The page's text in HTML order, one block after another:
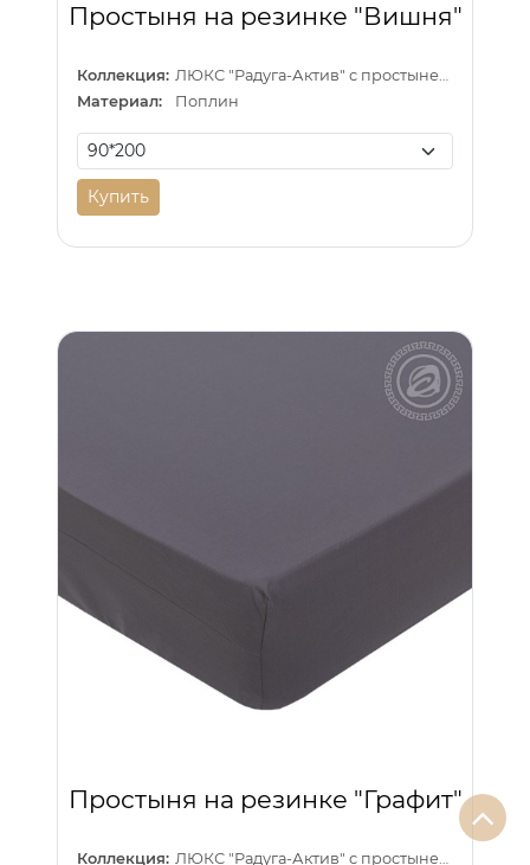
Простыня на резинке "Вишня"
Коллекция:
ЛЮКС "Радуга-Актив" с простыней на резинке
Материал:
Поплин
Купить
Простыня на резинке "Графит"
Коллекция: